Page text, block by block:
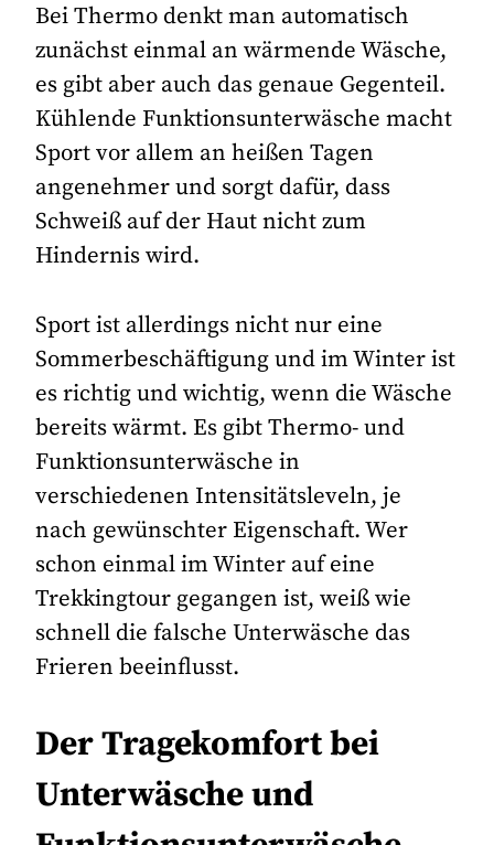
Bei Thermo denkt man automatisch
zunächst einmal an wärmende Wäsche,
es gibt aber auch das genaue Gegenteil.
Kühlende Funktionsunterwäsche macht
Sport vor allem an heißen Tagen
angenehmer und sorgt dafür, dass
Schweiß auf der Haut nicht zum
Hindernis wird.
Sport ist allerdings nicht nur eine
Sommerbeschäftigung und im Winter ist
es richtig und wichtig, wenn die Wäsche
bereits wärmt. Es gibt Thermo- und
Funktionsunterwäsche in
verschiedenen Intensitätsleveln, je
nach gewünschter Eigenschaft. Wer
schon einmal im Winter auf eine
Trekkingtour gegangen ist, weiß wie
schnell die falsche Unterwäsche das
Frieren beeinflusst.
Der Tragekomfort bei
Unterwäsche und